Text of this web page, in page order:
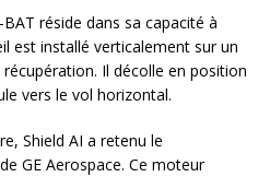
réside dans sa capacité à
est installé verticalement sur un
Il décolle en position
vers le vol horizontal.
Shield AI a retenu le
GE Aerospace. Ce moteur